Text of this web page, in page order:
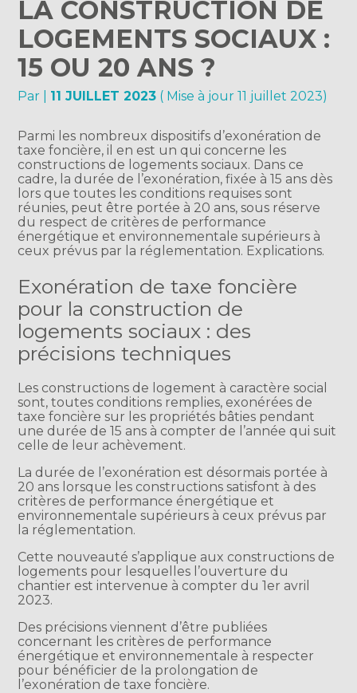
LA CONSTRUCTION DE
LOGEMENTS SOCIAUX :
15 OU 20 ANS ?
Par 11 JUILLET 2023 ( Mise à jour 11 juillet 2023)
Parmi les nombreux dispositifs d’exonération de
taxe foncière, il en est un qui concerne les
constructions de logements sociaux. Dans ce
cadre, la durée de l’exonération, fixée à 15 ans dès
lors que toutes les conditions requises sont
réunies, peut être portée à 20 ans, sous réserve
du respect de critères de performance
énergétique et environnementale supérieurs à
ceux prévus par la réglementation. Explications.
Exonération de taxe foncière
pour la construction de
logements sociaux : des
précisions techniques
Les constructions de logement à caractère social
sont, toutes conditions remplies, exonérées de
taxe foncière sur les propriétés bâties pendant
une durée de 15 ans à compter de l’année qui suit
celle de leur achèvement.
La durée de l’exonération est désormais portée à
20 ans lorsque les constructions satisfont à des
critères de performance énergétique et
environnementale supérieurs à ceux prévus par
la réglementation.
Cette nouveauté s’applique aux constructions de
logements pour lesquelles l’ouverture du
chantier est intervenue à compter du 1er avril
2023.
Des précisions viennent d’être publiées
concernant les critères de performance
énergétique et environnementale à respecter
pour bénéficier de la prolongation de
l’exonération de taxe foncière.